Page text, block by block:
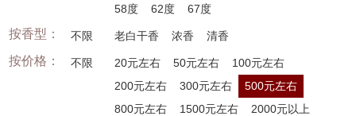
58度
62度 67度
按香型： 不限 老白干香 浓香 清香
按价格： 不限 20元左右 50元左右
100元左右
200元左右
300元左右
500元左右
800元左右
1500元左右 2000元以上